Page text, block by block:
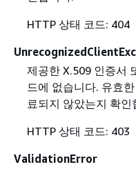
HTTP 상태 코드: 404
제공한 X.509 인증서
드에 없습니다. 유효
료되지 않았는지 확인
HTTP 상태 코드: 403
ValidationError